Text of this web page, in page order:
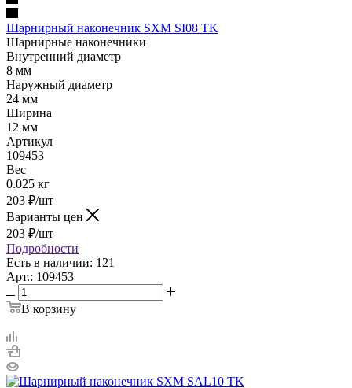
Шарнирный наконечник SXM SI08 TK
Шарнирные наконечники
Внутренний диаметр
8 мм
Наружный диаметр
24 мм
Ширина
12 мм
Артикул
109453
Вес
0.025 кг
203 ₽/шт
Варианты цен
203 ₽/шт
Подробности
Есть в наличии: 121
Арт.: 109453
В корзину